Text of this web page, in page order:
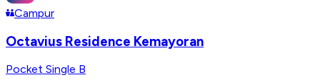
Campur
Octavius Residence Kemayoran
Pocket Single B